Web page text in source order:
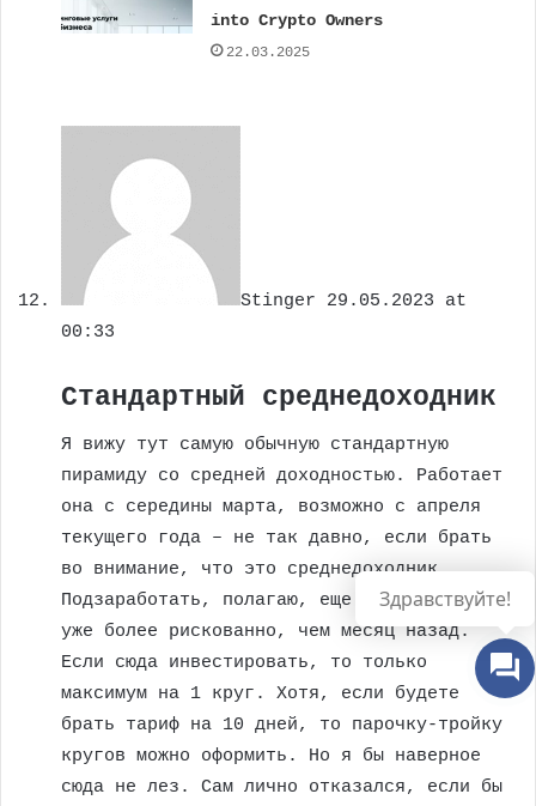
into Crypto Owners
22.03.2025
Stinger 29.05.2023 at
00:33
Стандартный среднедоходник
Я вижу тут самую обычную стандартную
пирамиду со средней доходностью. Работает
она с середины марта, возможно с апреля
текущего года – не так давно, если брать
во внимание, что это среднедоходник.
Подзаработать, полагаю, еще не поздно, но
уже более рискованно, чем месяц назад.
Если сюда инвестировать, то только
максимум на 1 круг. Хотя, если будете
брать тариф на 10 дней, то парочку-тройку
кругов можно оформить. Но я бы наверное
сюда не лез. Сам лично отказался, если бы
Здравствуйте!